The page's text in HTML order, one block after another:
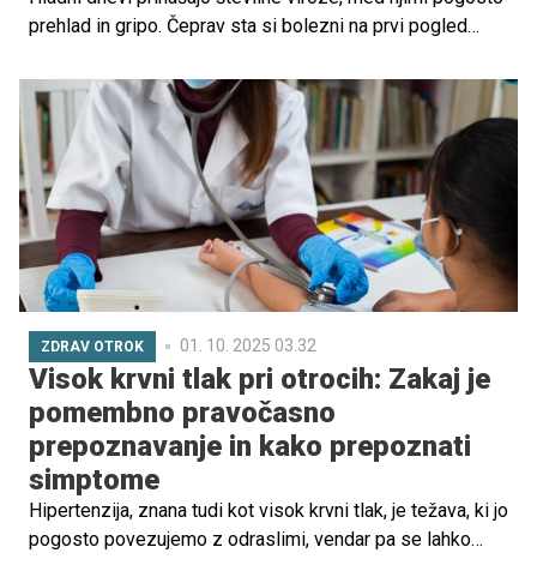
prehlad in gripo. Čeprav sta si bolezni na prvi pogled
načine za lajšanje simptomov in kdaj je nujen obisk
zdravnika, je pojasnil Peter Najdenov, dr. med., specialist
pediatrije in predstojnik Pediatrične službe v Splošni
bolnišnici Jesenice. Dodatno o zdravilih, lajšanju
simptomov in varni uporabi pripravkov pa je razložila dr.
Andreja Detiček Mitrović, mag. farm.
ZDRAV OTROK 01. 10. 2025 03.32
Visok krvni tlak pri otrocih: Zakaj je
pomembno pravočasno
prepoznavanje in kako prepoznati
simptome
Hipertenzija, znana tudi kot visok krvni tlak, je težava, ki jo
pogosto povezujemo z odraslimi, vendar pa se lahko